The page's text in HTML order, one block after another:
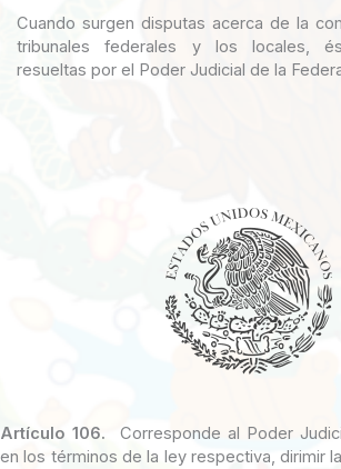
Cuando surgen disputas acerca de la
tribunales federales y los locales,
resueltas por el Poder Judicial de la
Artículo 106. Corresponde al Poder
en los términos de la ley respectiva, dirimir